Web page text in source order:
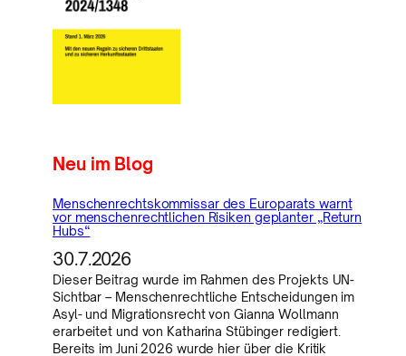
Neu im Blog
Menschenrechtskommissar des Europarats warnt
vor menschenrechtlichen Risiken geplanter „Return
Hubs“
30.7.2026
Dieser Beitrag wurde im Rahmen des Projekts UN-
Sichtbar – Menschenrechtliche Entscheidungen im
Asyl- und Migrationsrecht von Gianna Wollmann
erarbeitet und von Katharina Stübinger redigiert.
Bereits im Juni 2026 wurde hier über die Kritik